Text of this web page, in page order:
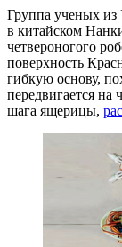
Группа ученых из
в китайском
четвероногого
поверхность
гибкую основу,
передвигается на
шага ящерицы,